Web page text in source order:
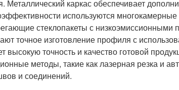
каркас обеспечивает
используются
стеклопакеты с низкоэмиссионными
точное изготовление профиля с
точность и качество готовой
методы, такие как лазерная резка и
и соединений.